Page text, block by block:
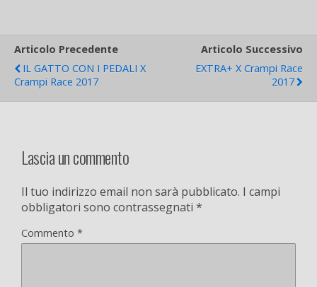
Articolo Precedente
IL GATTO CON I PEDALI X
Crampi Race 2017
Articolo Successivo
EXTRA+ X Crampi Race
2017
Lascia un commento
Il tuo indirizzo email non sarà pubblicato. I campi
obbligatori sono contrassegnati *
Commento *